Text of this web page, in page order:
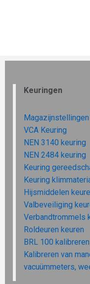
Keuringen
Magazijnstellingen
VCA Keuring
NEN 3140 keuring
NEN 2484 keuring
Keuring
Keuring
Hijsmiddelen
Valbeveiliging
Verbandtrommels
Roldeuren keuren
BRL 100
Kalibreren van
vacuümmeters,